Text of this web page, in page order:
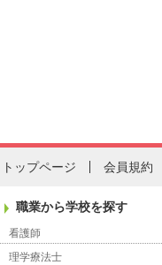
トップページ 会員規約
職業から学校を探す
看護師
理学療法士